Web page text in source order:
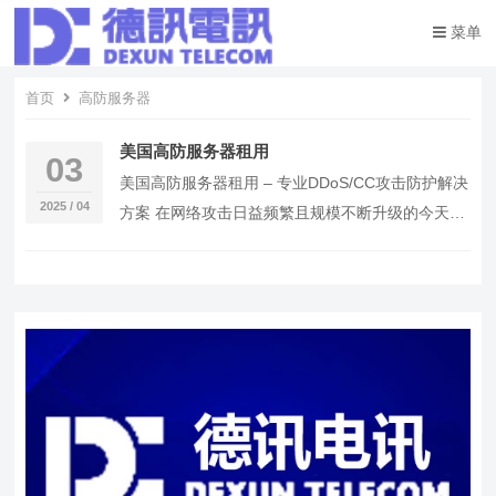
菜单
首页 高防服务器
03
2025 / 04
美国高防服务器租用
美国高防服务器租用 – 专业DDoS/CC攻击防护解决
方案 在网络攻击日益频繁且规模不断升级的今天，